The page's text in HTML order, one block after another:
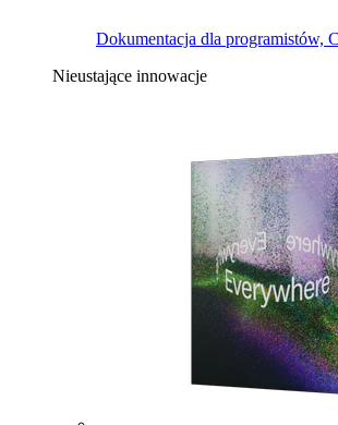
Dokumentacja dla programistów,
Nieustające innowacje